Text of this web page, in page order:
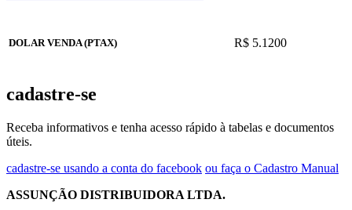
DOLAR VENDA (PTAX) R$ 5.1200
cadastre-se
Receba informativos e tenha acesso rápido à tabelas e documentos
úteis.
cadastre-se usando a conta do facebook ou faça o Cadastro Manual
ASSUNÇÃO DISTRIBUIDORA LTDA.